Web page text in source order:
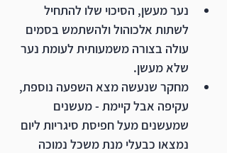
נער מעשן, הסיכוי שלו להתחיל
לשתות אלכוהול ולהשתמש בסמים
עולה בצורה משמעותית לעומת נער
שלא מעשן.
מחקר שנעשה מצא השפעה נוספת,
עקיפה אבל קיימת - מעשנים
שמעשנים מעל חפיסת סיגריות ליום
נמצאו כבעלי מנת משכל נמוכה